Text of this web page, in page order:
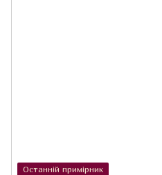
Останній примірник